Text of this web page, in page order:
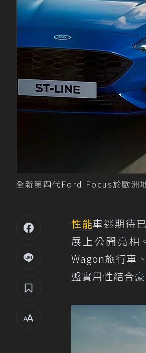
全新第四代Ford Focus於歐洲
性能車迷期待
展上公開亮相
Wagon旅行車
盤實用性結合